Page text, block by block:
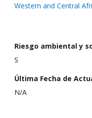
Western and Central
Riesgo ambiental y
S
Última Fecha de
N/A